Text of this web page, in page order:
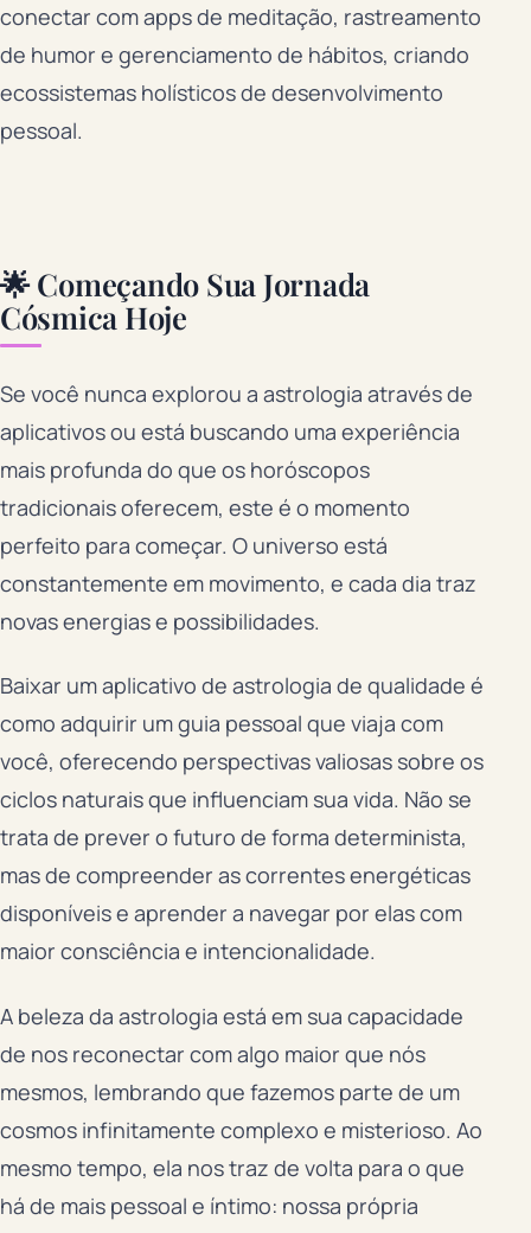
conectar com apps de meditação, rastreamento
de humor e gerenciamento de hábitos, criando
ecossistemas holísticos de desenvolvimento
pessoal.
🌟 Começando Sua Jornada
Cósmica Hoje
Se você nunca explorou a astrologia através de
aplicativos ou está buscando uma experiência
mais profunda do que os horóscopos
tradicionais oferecem, este é o momento
perfeito para começar. O universo está
constantemente em movimento, e cada dia traz
novas energias e possibilidades.
Baixar um aplicativo de astrologia de qualidade é
como adquirir um guia pessoal que viaja com
você, oferecendo perspectivas valiosas sobre os
ciclos naturais que influenciam sua vida. Não se
trata de prever o futuro de forma determinista,
mas de compreender as correntes energéticas
disponíveis e aprender a navegar por elas com
maior consciência e intencionalidade.
A beleza da astrologia está em sua capacidade
de nos reconectar com algo maior que nós
mesmos, lembrando que fazemos parte de um
cosmos infinitamente complexo e misterioso. Ao
mesmo tempo, ela nos traz de volta para o que
há de mais pessoal e íntimo: nossa própria